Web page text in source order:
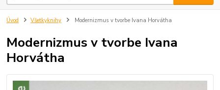
Úvod Všetkyknihy Modernizmus v tvorbe Ivana Horvátha
Modernizmus v tvorbe Ivana
Horvátha